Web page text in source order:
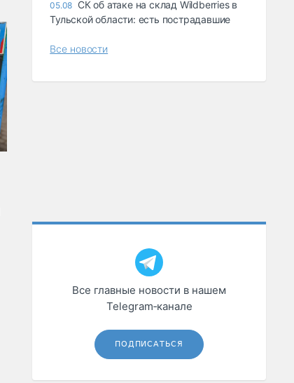
05.08 СК об атаке на склад Wildberries в
Тульской области: есть пострадавшие
Все новости
Все главные новости в нашем
Telegram‑канале
ПОДПИСАТЬСЯ